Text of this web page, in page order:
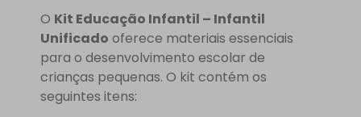
O Kit Educação Infantil – Infantil
Unificado oferece materiais essenciais
para o desenvolvimento escolar de
crianças pequenas. O kit contém os
seguintes itens: